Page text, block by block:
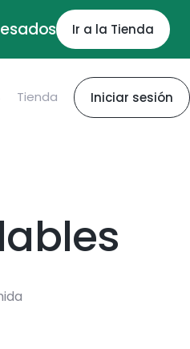
Ir a la Tienda
Tienda Iniciar sesión